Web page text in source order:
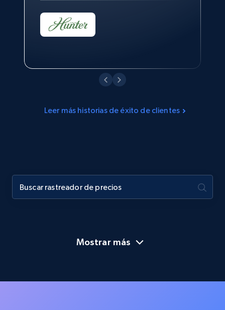
Leer más historias de éxito de clientes
Mostrar más